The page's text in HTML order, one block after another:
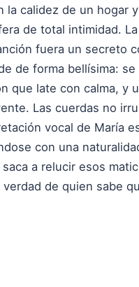
la calidez de un hogar
de total intimidad.
fuera un secreto
de forma bellísima:
que late con calma, y
Las cuerdas no
vocal de María
con una
a relucir esos
verdad de quien sabe